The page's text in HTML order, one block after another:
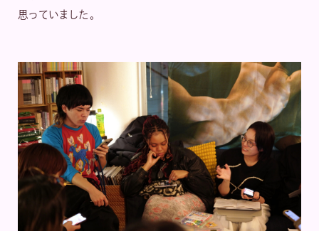
思っていました。